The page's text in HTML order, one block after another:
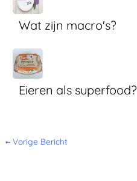
Wat zijn macro's?
Eieren als superfood?
← Vorige Bericht